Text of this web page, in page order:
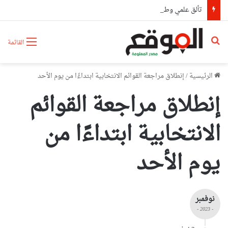
القائمة بحث عن
الرئيسية/إنطلاق مراجعة القوائم الانتخابية ابتداءًا من يوم الأحد
إنطلاق مراجعة القوائم
الانتخابية ابتداءًا من
يوم الأحد
نوفمبر
- 2023 -